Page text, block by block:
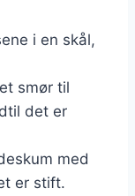
i en skål,
smør til
det er
med
er stift.